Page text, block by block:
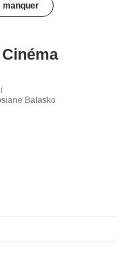
manquer
Balasko